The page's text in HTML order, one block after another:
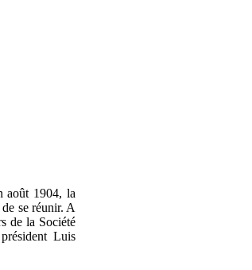
août 1904, la
se réunir. A
de la Société
Luis